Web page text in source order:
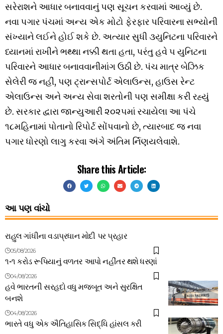
સરેરાશનેઆધારબનાવવાનુંપણ સૂચનકરવામાંઆવ્યું છે.
નવાપગારપંચમાંઅન્ય એક મોટો ફેરફારપરિવારનાસભ્યોની
સંખ્યાનેલઈનેહોઈશકે છે. અત્યારસુધી૩યુનિટનાપરિવારને
ધ્યાનમાંરાખીનેભથ્થાનક્કીથતાહતા, પરંતુહવે૫ યુનિટના
પરિવારનેઆધારબનાવવાનીમાંગઉઠીછે. પંચમાત્રબેઝિક
સેલેરીજનહીં, પણ ટ્રાન્સપોર્ટએલાઉન્સ, હાઉસ રેન્ટ
એલાઉન્સ અનેઅન્ય સેવાશરતોનીપણ સમીક્ષાકરીરહ્યું
છે. સરકારદ્વારાજાન્યુઆરી૨૦૨૫માંરચાયેલાઆ પંચે
૧૮મહિનામાંપોતાનો રિપોર્ટસોંપવાનો છે, ત્યારબાદજનવા
પગારધોરણો લાગુકરવાઅંગેઅંતિમ ર્નિણયલેવાશે.
Share this Article:
આ પણ વાંચો
રાહુલ ગાંધીના વડાપ્રધાન મોદી પર પ્રહાર
05/08/2026
૧-૧ કરોડ રૂપિયાનું વળતર આપો નહીંતર થશે ધરણાં
04/08/2026
હવે ભારતની સરહદો વધુ મજબૂત અને સુરક્ષિત
બનશે
04/08/2026
ભારતે વધુ એક ઐતિહાસિક સિદ્ધિ હાંસલ કરી